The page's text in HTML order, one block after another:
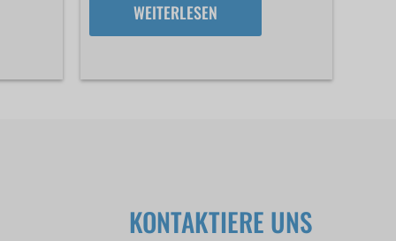
WEITERLESEN
KONTAKTIERE UNS